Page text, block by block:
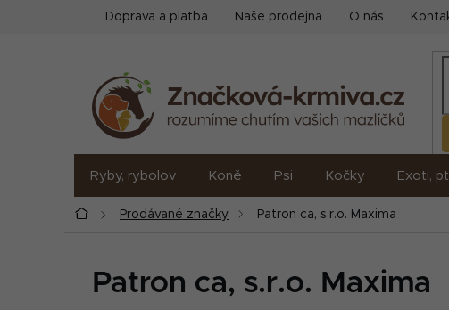
Doprava a platba Naše prodejna O nás
Ryby, rybolov Koně Psi Kočky Exoti,
DomůProdávané značky Patron ca, s.r.o. Maxima
Patron ca, s.r.o. Maxima